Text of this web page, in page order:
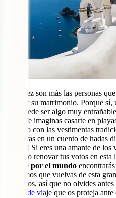
Cada vez son más las personas
celebrar su matrimonio. Porque sí,
vida puede ser algo muy
pero ¿Te imaginas casarte en
ataviado con las vestimentas
estuvieras en un cuento de hadas
posible! Si eres una amante de los
casarte o renovar tus votos en esta
casarse por el mundo
Queremos que vuelvas de esta
recuerdos, así que no olvides
seguro de viaje que os proteja